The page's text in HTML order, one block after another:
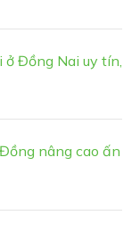
Đồng Nai uy tín,
nâng cao ấn